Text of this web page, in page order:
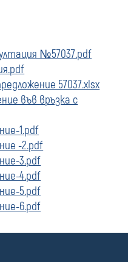
№57037.pdf
57037.xlsx
във връзка с
1.pdf
-2.pdf
3.pdf
4.pdf
5.pdf
6.pdf